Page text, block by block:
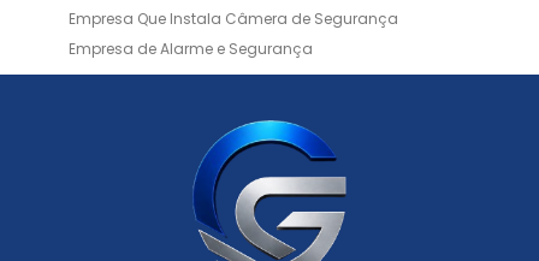
Empresa Que Instala Câmera de Segurança
Empresa de Alarme e Segurança
Empresa de Alarmes
Empresa de Facilities
Empresa de Instalação de Câmeras de Segurança
Empresa de Limpeza e Portaria
Empresas de Limpeza de Condomínios
Empresas de Monitoramento Cftv